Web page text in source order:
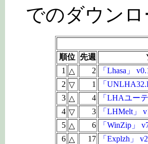
でのダウン
順位 先週
1 △ 2
「Lhasa」
2 ▽ 1
「
3 △ 4
「LHAユー
4 ▽ 3
「LHMelt」
5 △ 6
「WinZip」
6 △ 17
「Explzh」